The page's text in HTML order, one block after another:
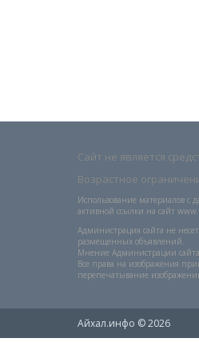
Сайт не является
Возрастное
Использование материалов с
активной ссылки на сайт
Администрация сайта не
размещенных объявлений.
Мнение Администрации
Все права на изображения
перепечатывание
Айхал.инфо © 2026